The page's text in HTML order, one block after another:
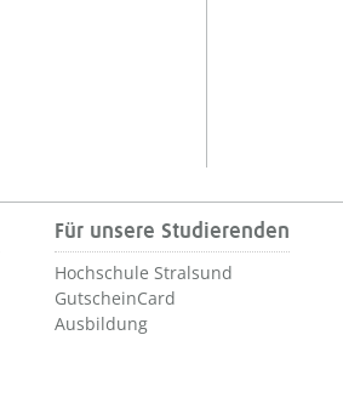
Für unsere Studierenden
Hochschule Stralsund
GutscheinCard
Ausbildung